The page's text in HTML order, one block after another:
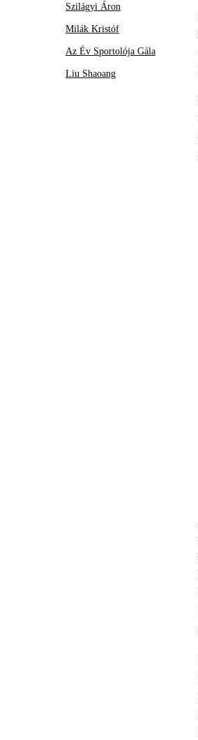
Szilágyi Áron
Milák Kristóf
Az Év Sportolója Gála
Liu Shaoang